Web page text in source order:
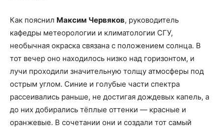
Как пояснил Максим Червяков, руководитель
кафедры метеорологии и климатологии СГУ,
необычная окраска связана с положением солнца. В
тот вечер оно находилось низко над горизонтом, и
лучи проходили значительную толщу атмосферы под
острым углом. Синие и голубые части спектра
рассеивались раньше, не достигая дождевых капель, а
до них добирались тёплые оттенки — красные и
оранжевые. В сочетании они и создали тот самый